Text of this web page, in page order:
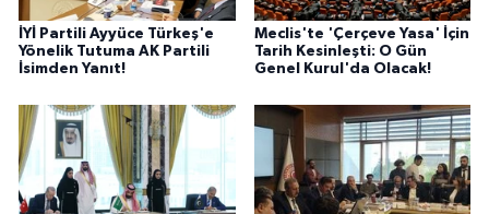
İYİ Partili Ayyüce Türkeş'e
Yönelik Tutuma AK Partili
İsimden Yanıt!
Meclis'te 'Çerçeve Yasa' İçin
Tarih Kesinleşti: O Gün
Genel Kurul'da Olacak!